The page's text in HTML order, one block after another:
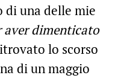
di una delle mie
aver dimenticato
lo scorso
di un maggio